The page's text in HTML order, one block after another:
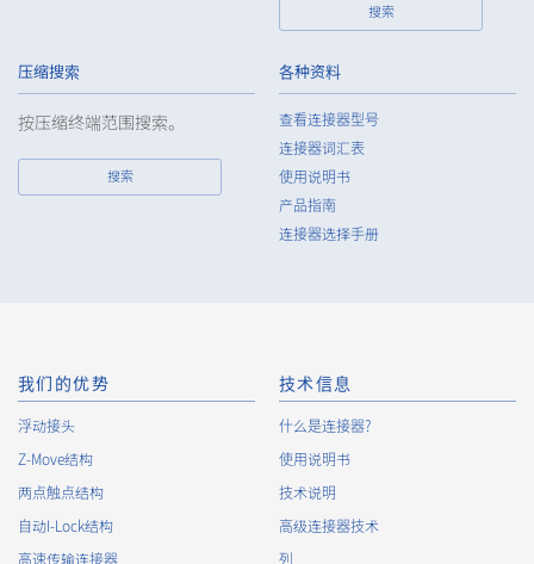
Except as otherwise required by law, the Company shall
stipulated by law when the Company has provided or
received personal data from a third party.
8. When preparing the anonymously processed information, the
Company shall comply with the standards prescribed by laws
and regulations and implement appropriate security control
In the case of the leak of personal information or other such
10.The Company will continuously review and regularly evaluate
the management systems and measures to protect personal
data, and strive to improve the management systems and
measures.
About the Handling of Personal Information
搜索
压缩搜索
按压缩终端范围搜索。
搜索
各种资料
查看连接器型号
连接器词汇表
使用说明书
产品指南
连接器选择手册
我们的优势
浮动接头
Z-Move结构
两点触点结构
自动I-Lock结构
高速传输连接器
技术信息
什么是连接器?
使用说明书
技术说明
高级连接器技术
列